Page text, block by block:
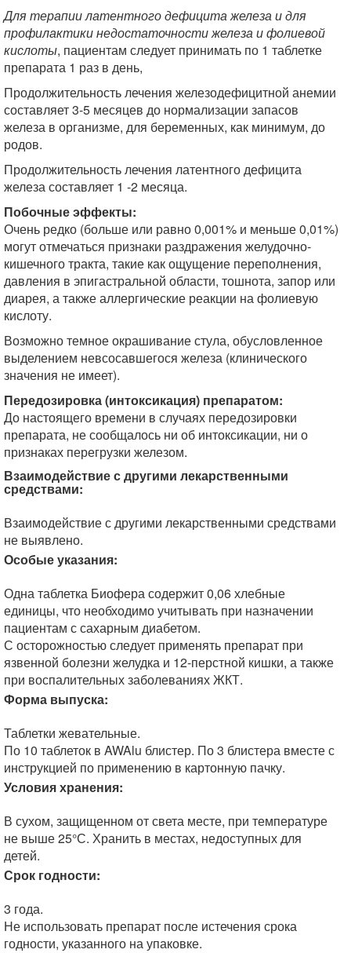
Для терапии латентного дефицита железа и для
профилактики недостаточности железа и фолиевой
кислоты, пациентам следует принимать по 1 таблетке
препарата 1 раз в день,
Продолжительность лечения железодефицитной анемии
составляет 3-5 месяцев до нормализации запасов
железа в организме, для беременных, как минимум, до
родов.
Продолжительность лечения латентного дефицита
железа составляет 1 -2 месяца.
Побочные эффекты:
Очень редко (больше или равно 0,001% и меньше 0,01%)
могут отмечаться признаки раздражения желудочно-
кишечного тракта, такие как ощущение переполнения,
давления в эпигастральной области, тошнота, запор или
диарея, а также аллергические реакции на фолиевую
кислоту.
Возможно темное окрашивание стула, обусловленное
выделением невсосавшегося железа (клинического
значения не имеет).
Передозировка (интоксикация) препаратом:
До настоящего времени в случаях передозировки
препарата, не сообщалось ни об интоксикации, ни о
признаках перегрузки железом.
Взаимодействие с другими лекарственными
средствами:
Взаимодействие с другими лекарственными средствами
не выявлено.
Особые указания:
Одна таблетка Биофера содержит 0,06 хлебные
единицы, что необходимо учитывать при назначении
пациентам с сахарным диабетом.
С осторожностью следует применять препарат при
язвенной болезни желудка и 12-перстной кишки, а также
при воспалительных заболеваниях ЖКТ.
Форма выпуска:
Таблетки жевательные.
По 10 таблеток в AWAlu блистер. По 3 блистера вместе с
инструкцией по применению в картонную пачку.
Условия хранения:
В сухом, защищенном от света месте, при температуре
не выше 25°С. Хранить в местах, недоступных для
детей.
Срок годности:
3 года.
Не использовать препарат после истечения срока
годности, указанного на упаковке.